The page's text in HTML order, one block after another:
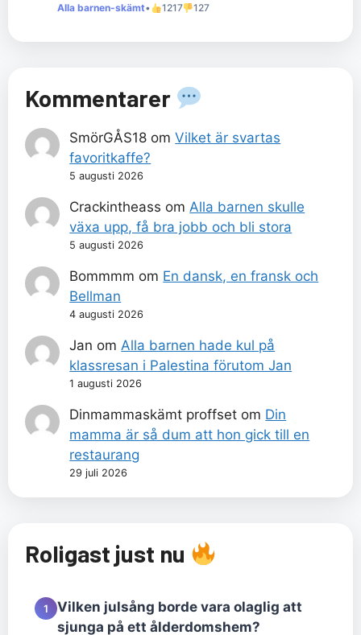
Alla barnen-skämt• 1217 127
Kommentarer
SmörGÅS18 omVilket är svartas
favoritkaffe?
5 augusti 2026
Crackintheass om Alla barnen skulle
växa upp, få bra jobb och bli stora
5 augusti 2026
Bommmm om En dansk, en fransk och
Bellman
4 augusti 2026
Jan om Alla barnen hade kul på
klassresan i Palestina förutom Jan
1 augusti 2026
Dinmammaskämt proffset om Din
mamma är så dum att hon gick till en
restaurang
29 juli 2026
Roligast just nu
1
Vilken julsång borde vara olaglig att
sjunga på ett ålderdomshem?